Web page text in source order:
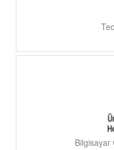
Bilgisayar